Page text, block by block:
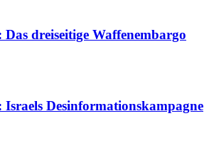
dreiseitige Waffenembargo
Desinformationskampagne